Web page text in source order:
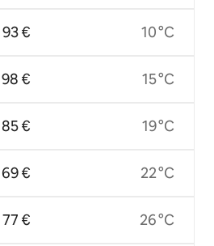
93 €
98 €
85 €
69 €
77 €
10 °C
15 °C
19 °C
22 °C
26 °C